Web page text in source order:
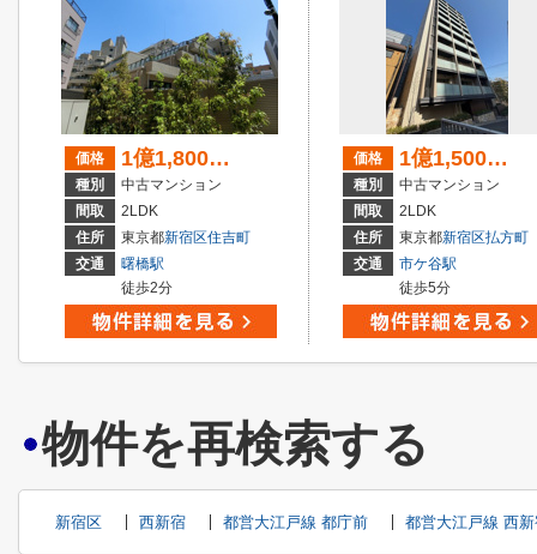
価格 1億1,800万円
種別
中古マンション
間取
2LDK
住所
東京都新宿区住吉町
交通
曙橋駅
徒歩2分
価格 1億1,500万円
種別
中古マンション
間取
2LDK
住所
東京都新宿区払方町
交通
市ケ谷駅
徒歩5分
物件を再検索する
新宿区 西新宿 都営大江戸線 都庁前 都営大江戸線 西